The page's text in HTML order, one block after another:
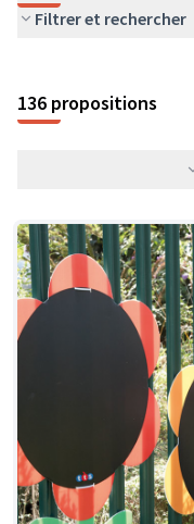
Filtrer et rechercher
136 propositions